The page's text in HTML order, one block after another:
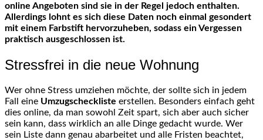
online Angeboten sind sie in der Regel jedoch enthalten.
Allerdings lohnt es sich diese Daten noch einmal gesondert
mit einem Farbstift hervorzuheben, sodass ein Vergessen
praktisch ausgeschlossen ist.
Stressfrei in die neue Wohnung
Wer ohne Stress umziehen möchte, der sollte sich in jedem
Fall eine Umzugscheckliste erstellen. Besonders einfach geht
dies online, da man sowohl Zeit spart, sich aber auch sicher
sein kann, dass wirklich an alle Dinge gedacht wurde. Wer
sein Liste dann genau abarbeitet und alle Fristen beachtet,